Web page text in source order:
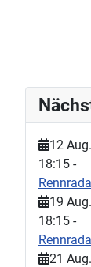
12
18:15 -
19
18:15 -
21